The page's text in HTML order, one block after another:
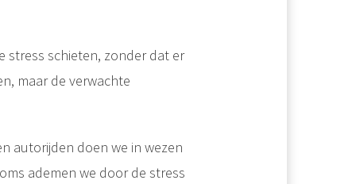
stress schieten, zonder dat er
maar de verwachte
autorijden doen we in wezen
ademen we door de stress